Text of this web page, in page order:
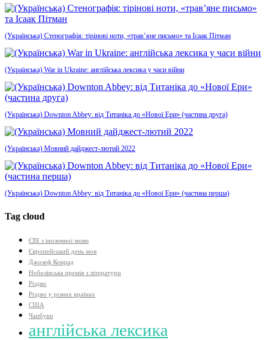
(Українська) Стенографія: тірінові ноти, «трав’яне письмо» та Ісаак Пітман
(Українська) War in Ukraine: англійська лексика у часи війни
(Українська) Downton Abbey: від Титаніка до «Нової Ери» (частина друга)
(Українська) Мовний дайджест-лютий 2022
(Українська) Downton Abbey: від Титаніка до «Нової Ери» (частина перша)
Tag cloud
ЄВІ з іноземної мови
Європейський день мов
Джозеф Конрад
Нобелівська премія з літератури
Різдво
Різдво у різних країнах
США
Чапбуки
англійська лексика